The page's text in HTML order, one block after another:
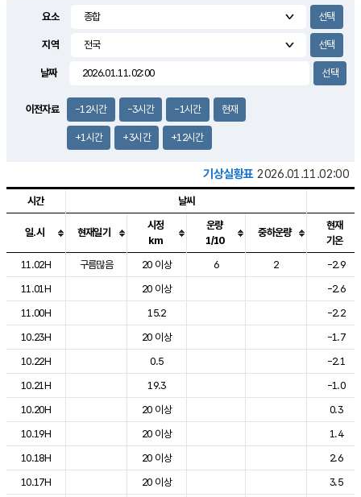
3.2m/s
요소
지역
날짜
이전자료 -12시간 -3시간 -1시간 현재
+1시간 +3시간 +12시간
기상실황표 2026.01.11.02:00
도시별 기상실황표로 지점, 날씨, 기온, 강수, 바람, 기압등을 안내한 표입
시간 날씨
일.시 현재일기
시정
km
운량
1/10
중하운량
현재
기온
11.02H
구름많음 20 이상 6 2
-2.9
11.01H
20 이상
-2.6
11.00H
15.2
-2.2
10.23H
20 이상
-1.7
10.22H
0.5
-2.1
10.21H
19.3
-1.0
10.20H
20 이상
0.3
10.19H
20 이상
1.4
10.18H
20 이상
2.6
10.17H
20 이상
3.5